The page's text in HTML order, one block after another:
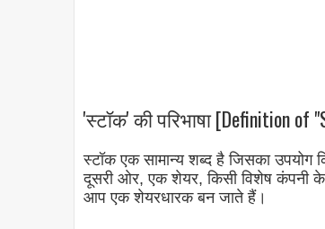
'स्टॉक' की परिभाषा [Definition of
स्टॉक एक सामान्य शब्द है जिसका उपयोग
दूसरी ओर, एक शेयर, किसी विशेष कंपनी
आप एक शेयरधारक बन जाते हैं।